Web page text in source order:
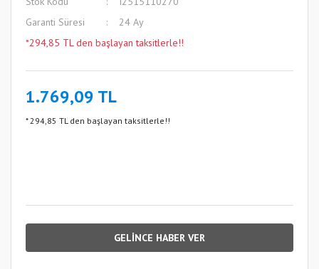
Garanti Süresi
24 Ay
*294,85 TL den başlayan taksitlerle!!
1.769,09 TL
* 294,85 TL den başlayan taksitlerle!!
GELİNCE HABER VER